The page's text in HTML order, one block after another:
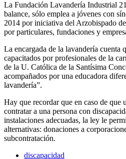
La Fundación Lavandería Industrial
balance, sólo emplea a jóvenes con
2014 por iniciativa del Arzobispado
por particulares, fundaciones y
La encargada de la lavandería cuenta
capacitados por profesionales de la
de la U. Católica de la Santísima
acompañados por una educadora
lavandería”.
Hay que recordar que en caso de que
contratar a una persona con
instalaciones adecuadas, la ley le
alternativas: donaciones a
subcontratación.
discapacidad